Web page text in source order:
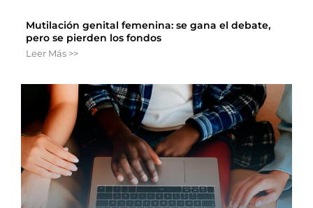
Mutilación genital femenina: se gana el debate,
pero se pierden los fondos
Leer Más >>